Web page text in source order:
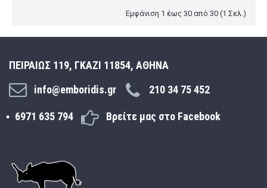
Εμφάνιση 1 έως 30 από 30 (1 Σελ.)
ΠΕΙΡΑΙΩΣ 119, ΓΚΑΖΙ 11854, ΑΘΗΝΑ
info@emboridis.gr
210 34 75 452
6971 635 794 Βρείτε μας στο Facebook